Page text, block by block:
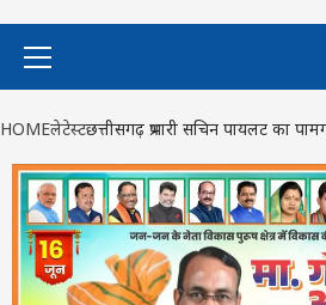
HOMEलेटेस्टछत्तीसगढ़ प्रभारी सचिन पायलट का